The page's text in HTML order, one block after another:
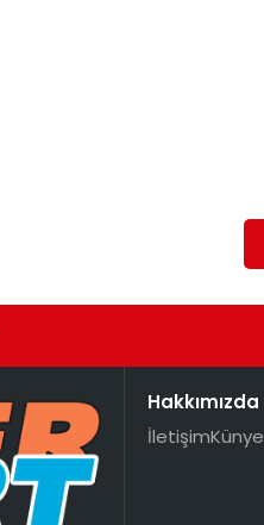
Hakkımızda
İletişimKünye